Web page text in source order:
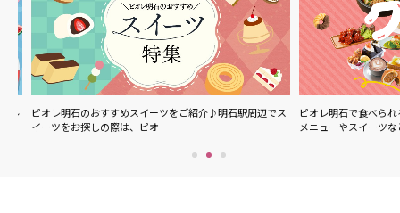
ピオレ明石のおすすめスイーツをご紹介♪明石駅周辺でス
イーツをお探しの際は、ピオ…
ピオレ明石で食べられ
メニューやスイーツな